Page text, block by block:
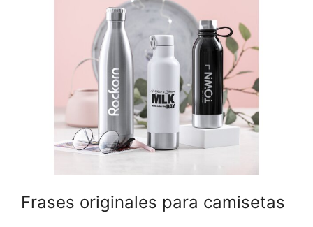
Frases originales para camisetas